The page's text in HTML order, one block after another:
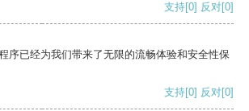
支持[0] 反对[0]
序已经为我们带来了无限的流畅体验和安全性保
支持[0] 反对[0]